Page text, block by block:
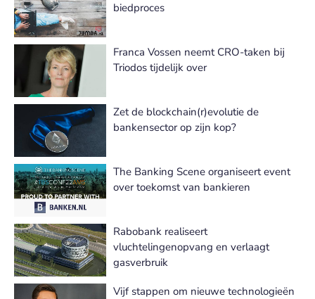
biedproces
Franca Vossen neemt CRO-taken bij
Triodos tijdelijk over
Zet de blockchain(r)evolutie de
bankensector op zijn kop?
The Banking Scene organiseert event
over toekomst van bankieren
Rabobank realiseert
vluchtelingenopvang en verlaagt
gasverbruik
Vijf stappen om nieuwe technologieën